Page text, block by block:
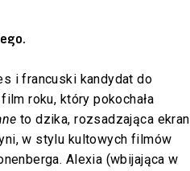
i francuski kandydat do
roku, który pokochała
to dzika, rozsadzająca ekran
w stylu kultowych filmów
Alexia (wbijająca w